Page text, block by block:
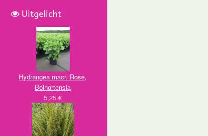
Uitgelicht
Hydrangea macr. Rose,
Bolhortensia
5,25 €